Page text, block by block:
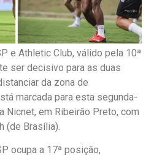
e Athletic Club, válido pela 10ª
ser decisivo para as duas
da zona de
marcada para esta segunda-
Nicnet, em Ribeirão Preto, com
(de Brasília).
ocupa a 17ª posição,